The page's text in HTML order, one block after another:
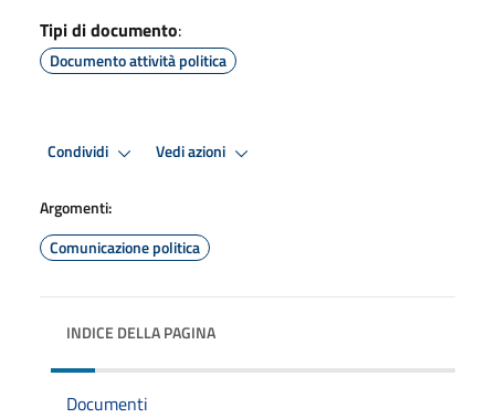
Tipi di documento:
Documento attività politica
Condividi Vedi azioni
Argomenti:
Comunicazione politica
INDICE DELLA PAGINA
Documenti